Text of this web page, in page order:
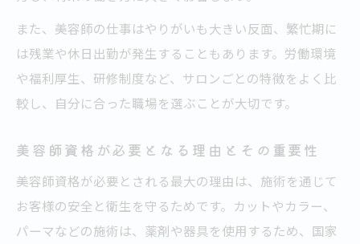
また、美容師の仕事はやりがいも大きい反面、繁忙期に
は残業や休日出勤が発生することもあります。労働環境
や福利厚生、研修制度など、サロンごとの特徴をよく比
較し、自分に合った職場を選ぶことが大切です。
美容師資格が必要となる理由とその重要性
美容師資格が必要とされる最大の理由は、施術を通じて
お客様の安全と衛生を守るためです。カットやカラー、
パーマなどの施術は、薬剤や器具を使用するため、国家